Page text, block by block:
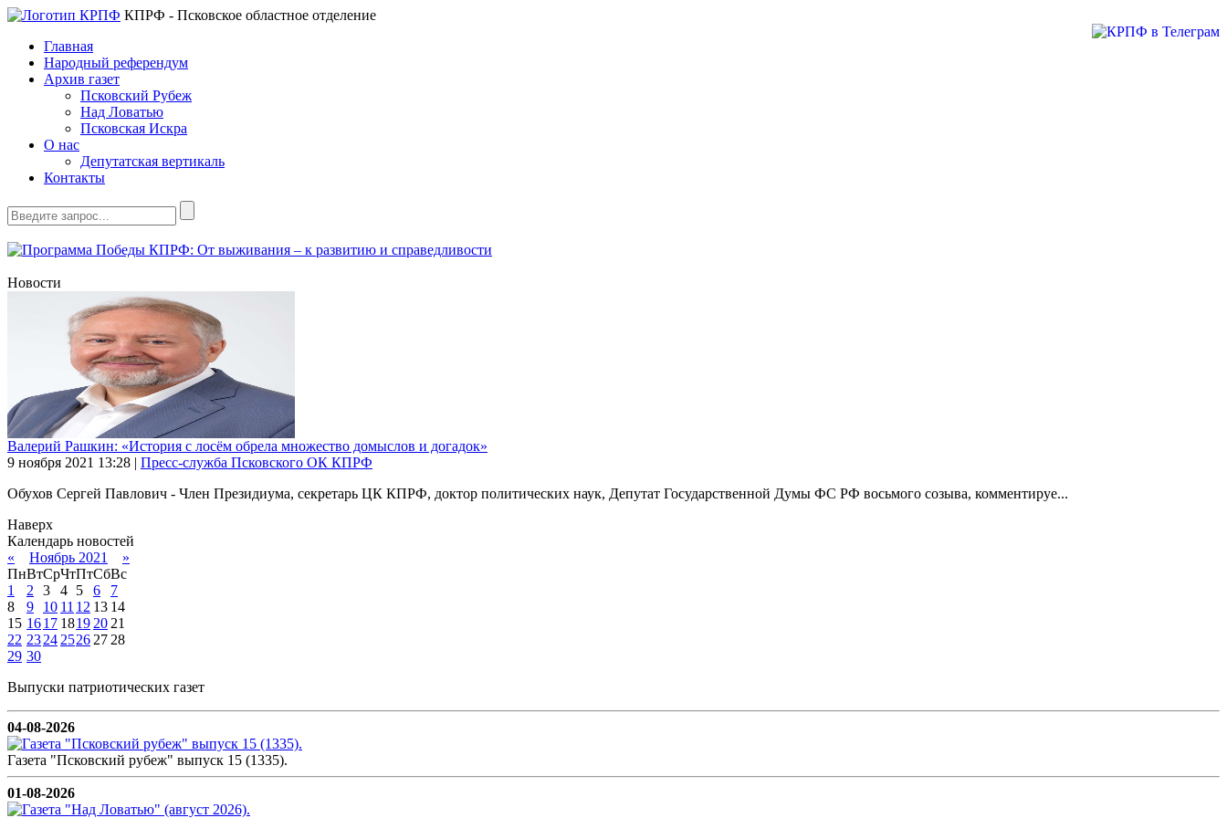
КПРФ - Псковское областное отделение
Главная
Народный референдум
Архив газет
Псковский Рубеж
Над Ловатью
Псковская Искра
О нас
Депутатская вертикаль
Контакты
Новости
Валерий Рашкин: «История с лосём обрела множество домыслов и догадок»
9 ноября 2021 13:28 | Пресс-служба Псковского ОК КПРФ
Обухов Сергей Павлович - Член Президиума, секретарь ЦК КПРФ, доктор политических наук, Депутат Государственной Думы ФС РФ восьмого созыва, комментируе...
Наверх
Календарь новостей
«
Ноябрь 2021
»
ПнВтСрЧтПтСбВс
1
2 3 4 5 6
7
8
9 10 11 12 13 14
15 1617 1819 20 21
22 2324 2526 27 28
29 30
Выпуски патриотических газет
04-08-2026
Газета "Псковский рубеж" выпуск 15 (1335).
01-08-2026